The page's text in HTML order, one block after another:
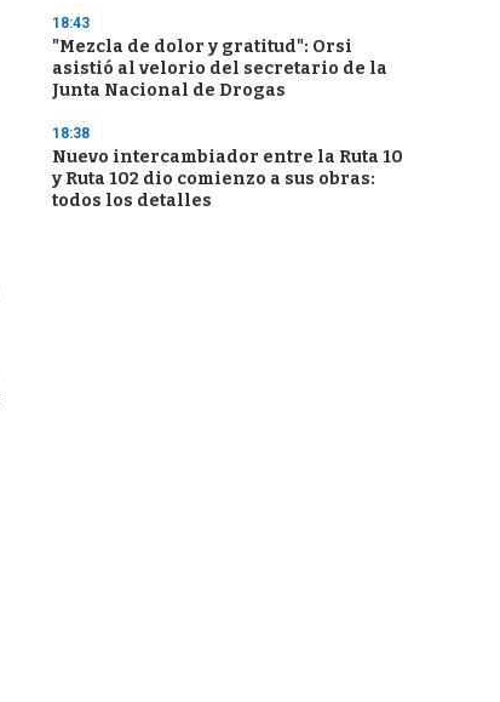
18:43
"Mezcla de dolor y gratitud": Orsi
asistió al velorio del secretario de la
Junta Nacional de Drogas
18:38
Nuevo intercambiador entre la Ruta 10
y Ruta 102 dio comienzo a sus obras:
todos los detalles